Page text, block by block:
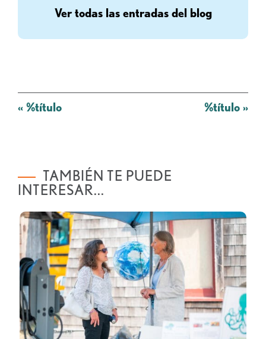
Ver todas las entradas del blog
Mensaje
« %título %título »
TAMBIÉN TE PUEDE
INTERESAR...